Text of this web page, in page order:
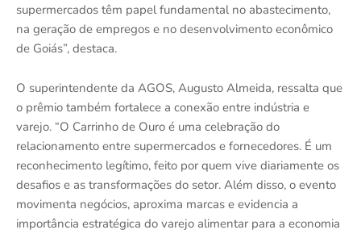
supermercados têm papel fundamental no abastecimento,
na geração de empregos e no desenvolvimento econômico
de Goiás”, destaca.
O superintendente da AGOS, Augusto Almeida, ressalta que
o prêmio também fortalece a conexão entre indústria e
varejo. “O Carrinho de Ouro é uma celebração do
relacionamento entre supermercados e fornecedores. É um
reconhecimento legítimo, feito por quem vive diariamente os
desafios e as transformações do setor. Além disso, o evento
movimenta negócios, aproxima marcas e evidencia a
importância estratégica do varejo alimentar para a economia